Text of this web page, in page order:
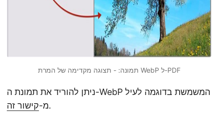
תמונה: - תצוגה מקדימה של המרת WebP ל-PDF
ניתן להוריד את תמונת ה-WebP המשמשת בדוגמה לעיל
מ-קישור זה .